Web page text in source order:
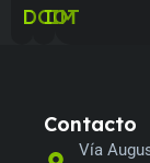
DCIM
IOT
Contacto
Vía